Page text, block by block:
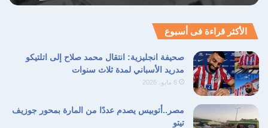
الأكثر قراءة فى أسبوع
صحيفة انجليزية: انتقال محمد صلاح إلى اتلتيكو
مدريد الأسباني لمدة ثلاث سنوات
6 مايو، 2026
مصر..أتوبيس يصدم عددًا من المارة بمحور جوزيف
تيتو